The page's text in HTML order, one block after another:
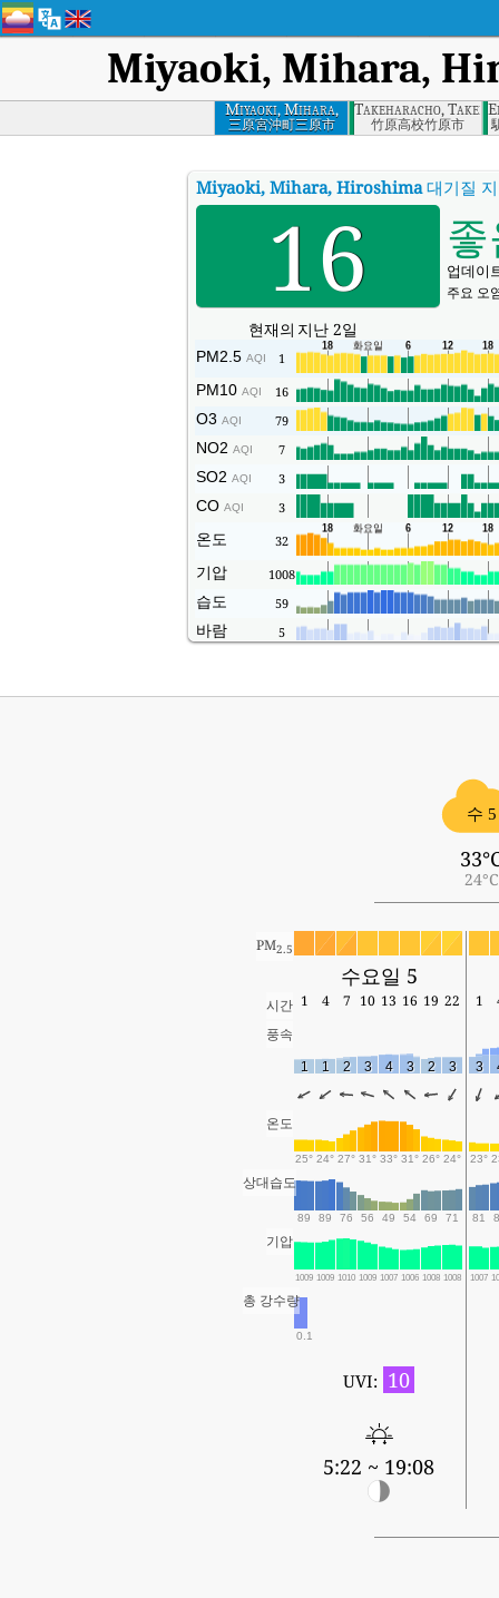
Miyaoki, Mihara,
Miyaoki, Mihara,
Hiroshima
三原宮沖町三原市
Takeharacho,
竹原高校竹原市
Miyaoki, Mihara, Hiroshima대기질
16 업데이
주요 오
현재의 지난 2일
PM2.5 AQI 1
PM10 AQI 16
O3 AQI 79
NO2 AQI 7
SO2 AQI 3
CO AQI 3
온도 32
기압 1008
습도 59
바람 5
수 5
24°C
PM2.5
수요일 5
시간 1 4 7 10 13 16 19 22 1
풍속
1 1 2 3 4 3 2 3 3
온도
25° 24° 27° 31° 33° 31° 26° 24° 23°
상대습도
89 89 76 56 49 54 69 71 81
기압
1009 1009 1010 1009 1007 1006 1008 1008 1007
총 강수량
0.1
UVI: 10
5:22 ~ 19:08